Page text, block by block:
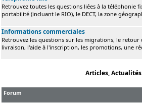
Retrouvez toutes les questions liées à la téléphonie
portabilité (incluant le RIO), le DECT, la zone
Informations commerciales
Retrouvez les questions sur les migrations, le retour
livraison, l'aide à l'inscription, les promotions, une
Articles, Actualités
Forum